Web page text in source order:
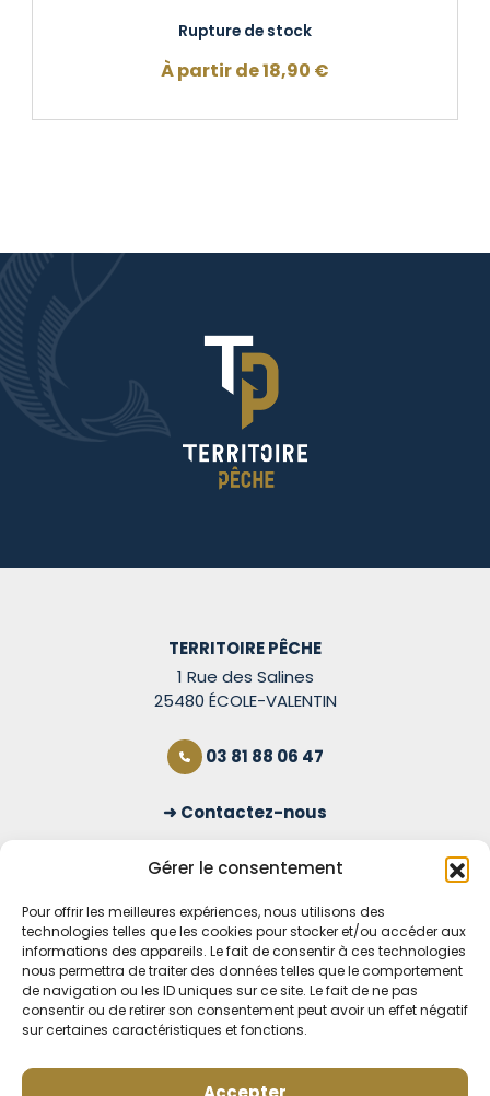
Gérer le consentement
Pour offrir les meilleures expériences, nous utilisons des
technologies telles que les cookies pour stocker et/ou accéder aux
informations des appareils. Le fait de consentir à ces technologies
nous permettra de traiter des données telles que le comportement
de navigation ou les ID uniques sur ce site. Le fait de ne pas
consentir ou de retirer son consentement peut avoir un effet négatif
sur certaines caractéristiques et fonctions.
Rupture de stock
À partir de18,90 €
TERRITOIRE PÊCHE
1 Rue des Salines
25480 ÉCOLE-VALENTIN
03 81 88 06 47
Contactez-nous
S'inscrire à la newsletter
OUVERT TOUS LES JOURS
Voir nos horaires
MENTIONS LÉGALES